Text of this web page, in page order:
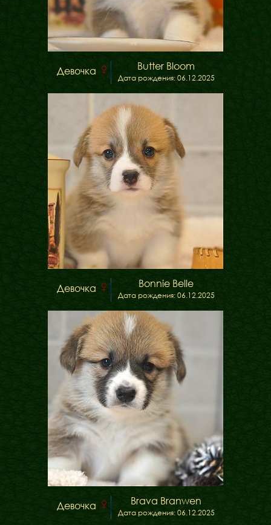
Девочка Butter Bloom
Дата рождения: 06.12.2025
Девочка Bonnie Belle
Дата рождения: 06.12.2025
Девочка Brava Branwen
Дата рождения: 06.12.2025